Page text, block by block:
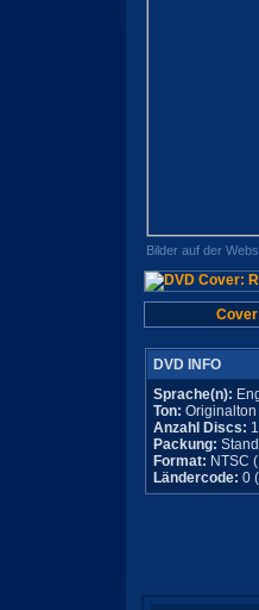
Bilder auf der
DVD INFO
Sprache(n):
Ton: Originalton
Anzahl Discs: 1
Packung:
Format: NTSC
Ländercode: 0